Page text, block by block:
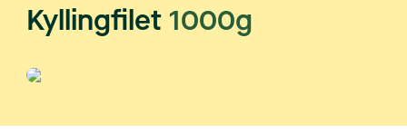
Kyllingfilet1000g